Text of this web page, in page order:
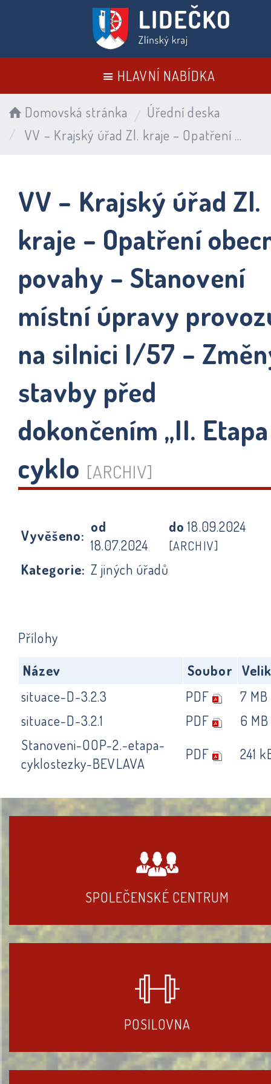
HLAVNÍ NABÍDKA
Domovská stránka
Úřední deska
VV – Krajský úřad Zl. kraje – Opatření obecné povahy – Stanovení místní úpravy provozu na silnici I/57 – Změny stavby před dokončením „II. Etapa cyklo
VV – Krajský úřad Zl.
kraje – Opatření
povahy – Stanovení
místní úpravy
na silnici I/57 –
stavby před
dokončením „II. Etapa
cyklo [ARCHIV]
Vyvěšeno:
od
18.07.2024
do18.09.2024
[ARCHIV]
Kategorie: Z jiných úřadů
Přílohy
Název
Soubor
situace-D-3.2.3
PDF
7 MB
situace-D-3.2.1
PDF
6 MB
Stanoveni-OOP-2.-etapa-
cyklostezky-BEVLAVA
PDF 241
SPOLEČENSKÉ CENTRUM
POSILOVNA